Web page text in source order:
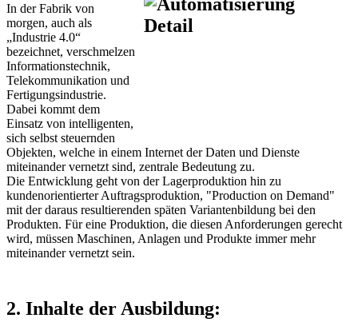
In der Fabrik von
morgen, auch als
„Industrie 4.0“
bezeichnet, verschmelzen
Informationstechnik,
Telekommunikation und
Fertigungsindustrie.
Dabei kommt dem
Einsatz von intelligenten,
sich selbst steuernden
Objekten, welche in einem Internet der Daten und Dienste
miteinander vernetzt sind, zentrale Bedeutung zu.
Die Entwicklung geht von der Lagerproduktion hin zu
kundenorientierter Auftragsproduktion, "Production on Demand"
mit der daraus resultierenden späten Variantenbildung bei den
Produkten. Für eine Produktion, die diesen Anforderungen gerecht
wird, müssen Maschinen, Anlagen und Produkte immer mehr
miteinander vernetzt sein.
2. Inhalte der Ausbildung: